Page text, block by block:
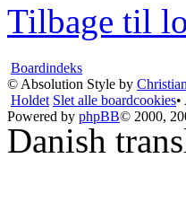
Tilbage til
Boardindeks
© Absolution Style by
Holdet Slet alle boardcookies
Powered by phpBB© 2000,
Danish